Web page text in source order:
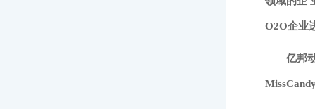
O2O企业
亿邦